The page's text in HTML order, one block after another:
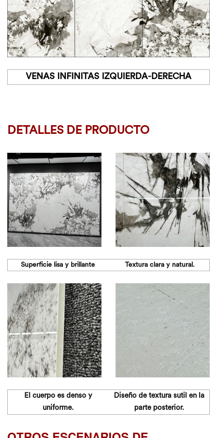
VENAS INFINITAS IZQUIERDA-DERECHA
DETALLES DE PRODUCTO
Superficie lisa y brillante Textura clara y natural.
El cuerpo es denso y
uniforme.
Diseño de textura sutil en la
parte posterior.